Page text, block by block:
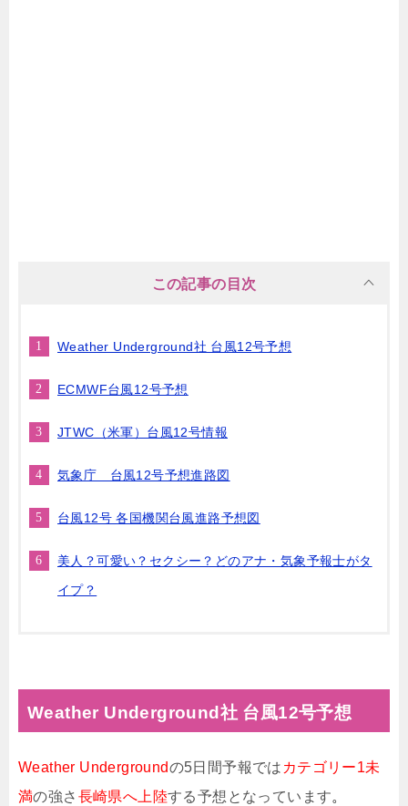
この記事の目次
Weather Underground社 台風12号予想
ECMWF台風12号予想
JTWC（米軍）台風12号情報
気象庁 台風12号予想進路図
台風12号 各国機関台風進路予想図
美人？可愛い？セクシー？どのアナ・気象予報士がタ
イプ？
Weather Underground社 台風12号予想
Weather Undergroundの5日間予報では カテゴリー1未
満の強さ 長崎県へ上陸する予想となっています。